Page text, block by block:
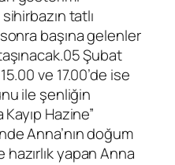
tatlı
başına gelenler
Şubat
ve 17.00’de ise
ile şenliğin
Kayıp Hazine”
Anna’nın doğum
yapan Anna